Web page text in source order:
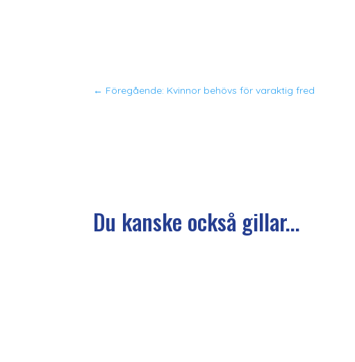
← Föregående: Kvinnor behövs för varaktig fred
Du kanske också gillar...